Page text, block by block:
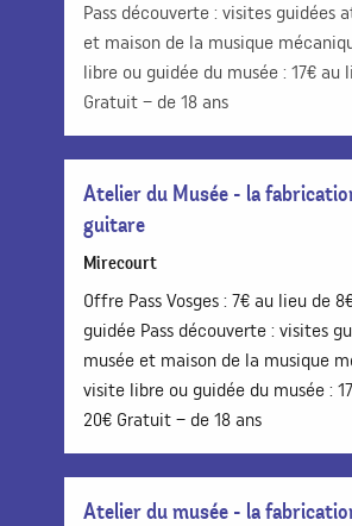
Pass découverte : visites guidées
et maison de la musique
libre ou guidée du musée : 17€ au
Gratuit – de 18 ans
Atelier du Musée - la
guitare
Mirecourt
Offre Pass Vosges : 7€ au lieu de
guidée Pass découverte : visites
musée et maison de la musique
visite libre ou guidée du musée :
20€ Gratuit – de 18 ans
Atelier du musée - la